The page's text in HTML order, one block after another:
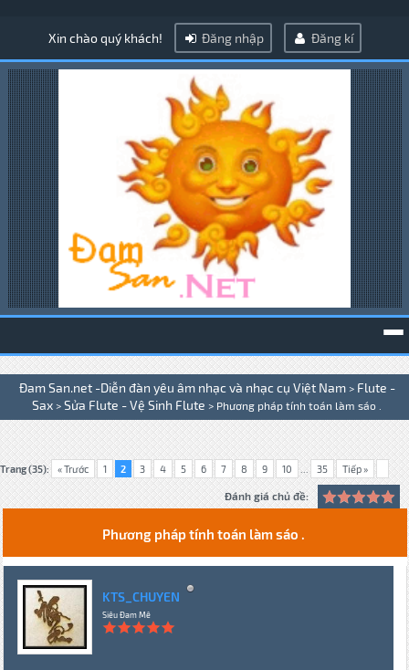
Xin chào quý khách! Đăng nhập Đăng kí
Đam San.net -Diễn đàn yêu âm nhạc và nhạc cụ Việt Nam > Flute -
Sax > Sửa Flute - Vệ Sinh Flute > Phương pháp tính toán làm sáo .
Trang (35): « Trước 1 2 3 4 5 6 7 8 9 10 ... 35 Tiếp »
Đánh giá chủ đề:
Phương pháp tính toán làm sáo .
KTS_CHUYEN
Siêu Đam Mê